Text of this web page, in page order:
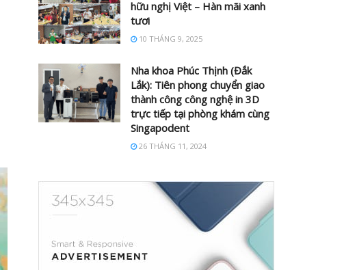
hữu nghị Việt – Hàn mãi xanh
tươi
10 THÁNG 9, 2025
Nha khoa Phúc Thịnh (Đắk
Lắk): Tiên phong chuyển giao
thành công công nghệ in 3D
trực tiếp tại phòng khám cùng
Singapodent
26 THÁNG 11, 2024